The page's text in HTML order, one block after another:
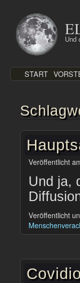
Inhalt
springen
Und
START
Veröffentlicht
Und ja,
Veröffentlicht